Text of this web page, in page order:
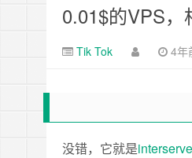
0.01$的VPS，
Tik Tok 4年
没错，它就是